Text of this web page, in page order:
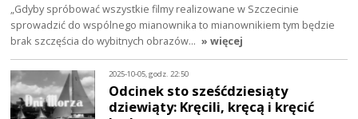
„Gdyby spróbować wszystkie filmy realizowane w Szczecinie
sprowadzić do wspólnego mianownika to mianownikiem tym będzie
brak szczęścia do wybitnych obrazów… » więcej
2025-10-05, godz. 22:50
Odcinek sto sześćdziesiąty
dziewiąty: Kręcili, kręcą i kręcić